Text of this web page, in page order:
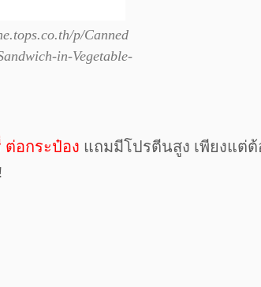
p/Canned
in-Vegetable-
ต่อกระป๋อง แถมมีโปรตีนสูง เพียงแต่